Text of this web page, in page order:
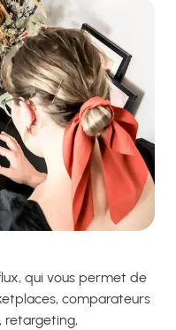
qui vous permet de
comparateurs
retargeting,